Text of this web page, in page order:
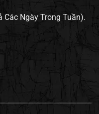
Ngày Trong Tuần).